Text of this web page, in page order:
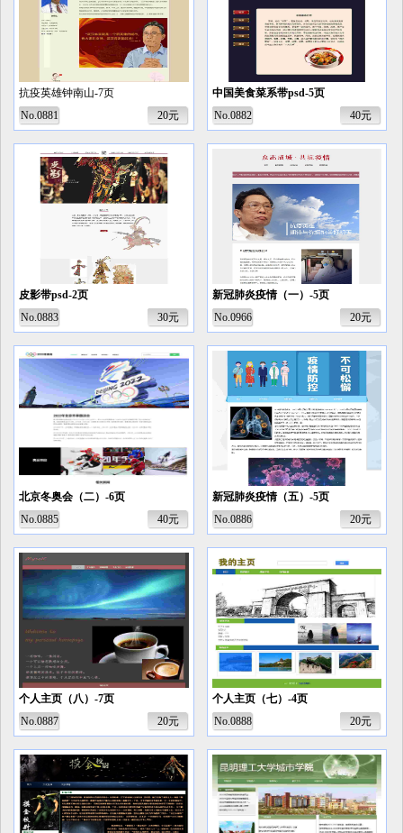
抗疫英雄钟南山-7页
No.0881
20元
中国美食菜系带psd-5页
No.0882
40元
皮影带psd-2页
No.0883
30元
新冠肺炎疫情（一）-5页
No.0966
20元
北京冬奥会（二）-6页
No.0885
40元
新冠肺炎疫情（五）-5页
No.0886
20元
个人主页（八）-7页
No.0887
20元
个人主页（七）-4页
No.0888
20元